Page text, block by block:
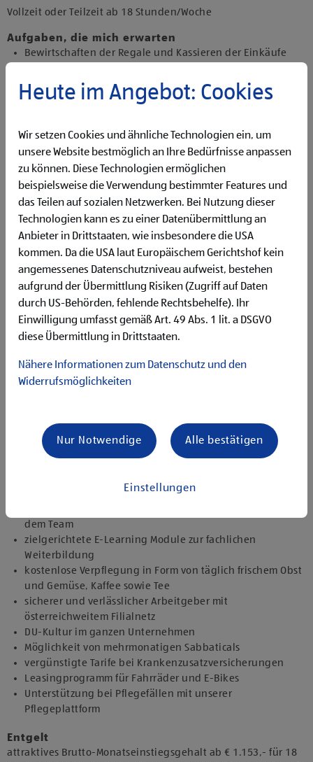
Drittanbietern zu, um diesen Inhalt
Vollzeit oder Teilzeit ab 18 Stunden/Woche
Aufgaben, die mich erwarten
Bewirtschaften der Regale und Kassieren der Einkäufe
Präsentieren von Obst und Gemüse sowie Durchführen
von Qualitätskontrollen
Reinigen der Filiale
Betreuen der Pfandrückgabeautomaten
Qualifikationen, die ich mitbringe
abgeschlossene Ausbildung und Berufserfahrung von
Vorteil
Deutschgrundkenntnisse für die Kommunikation mit
unseren Kund:innen
Flexibilität für Früh- und Spätdienste (Montag bis
Samstag)
Begeisterung im Handel zu arbeiten und den
Unternehmenserfolg mitzugestalten
Freude an der Arbeit im Team für ein motiviertes
Miteinander
Bereitschaft zu körperlich anspruchsvollen Tätigkeiten
freundlich im Umgang mit Kund:innen für eine
zuverlässige und organisierte Arbeitsweise zur
Angebote, die mich überzeugen
attraktive Teilzeitoptionen
dem Team
zielgerichtete E-Learning Module zur fachlichen
Weiterbildung
kostenlose Verpflegung in Form von täglich frischem Obst
und Gemüse, Kaffee sowie Tee
sicherer und verlässlicher Arbeitgeber mit
österreichweitem Filialnetz
DU-Kultur im ganzen Unternehmen
Möglichkeit von mehrmonatigen Sabbaticals
vergünstigte Tarife bei Krankenzusatzversicherungen
Leasingprogramm für Fahrräder und E-Bikes
Unterstützung bei Pflegefällen mit unserer
Pflegeplattform
Entgelt
attraktives Brutto-Monatseinstiegsgehalt ab € 1.153,- für 18
Heute im Angebot: Cookies
Wir setzen Cookies und ähnliche Technologien ein, um
unsere Website bestmöglich an Ihre Bedürfnisse anpassen
zu können. Diese Technologien ermöglichen
beispielsweise die Verwendung bestimmter Features und
das Teilen auf sozialen Netzwerken. Bei Nutzung dieser
Technologien kann es zu einer Datenübermittlung an
Anbieter in Drittstaaten, wie insbesondere die USA
kommen. Da die USA laut Europäischem Gerichtshof kein
angemessenes Datenschutzniveau aufweist, bestehen
aufgrund der Übermittlung Risiken (Zugriff auf Daten
durch US-Behörden, fehlende Rechtsbehelfe). Ihr
Einwilligung umfasst gemäß Art. 49 Abs. 1 lit. a DSGVO
diese Übermittlung in Drittstaaten.
Nähere Informationen zum Datenschutz und den
Widerrufsmöglichkeiten
Einstellungen
Nur Notwendige Alle bestätigen